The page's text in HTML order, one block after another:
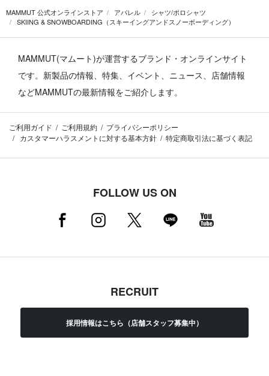
MAMMUT 公式オンラインストア アパレル
シャツ/ポロシャツ
SKIING & SNOWBOARDING（スキーイングアンドスノーボーディング）
MAMMUT(マムート)が運営するブランド・オンラインサイト
です。 新製品の情報、特集、イベント、ニュース、店舗情報
などMAMMUTの最新情報をご紹介します。
ご利用ガイド ご利用規約
プライバシーポリシー
カスタマーハラスメントに対する基本方針
特定商取引法に基づく表記
FOLLOW US ON
RECRUIT
採用情報はこちら（店舗スタッフ募集中）